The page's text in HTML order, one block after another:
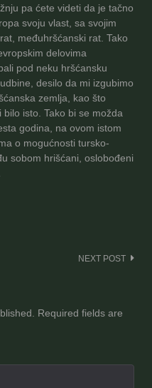
pa ćete videti da je tačno
svoju vlast, sa svojim
međuhršćanski rat. Tako
delovima
pod neku hršćansku
desilo da mi izgubimo
zemlja, kao što
isto. Tako bi se možda
godina, na ovom istom
o mogućnosti tursko-
sobom hrišćani, oslobođeni
NEXT POST
Required fields are